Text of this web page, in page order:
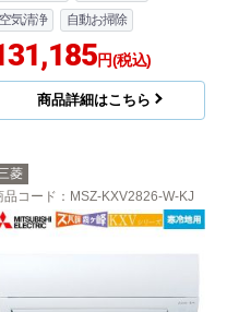
空気清浄
自動お掃除
円(税込)
商品詳細はこちら
菱
品コード ：MSZ-KXV2826-W-KJ